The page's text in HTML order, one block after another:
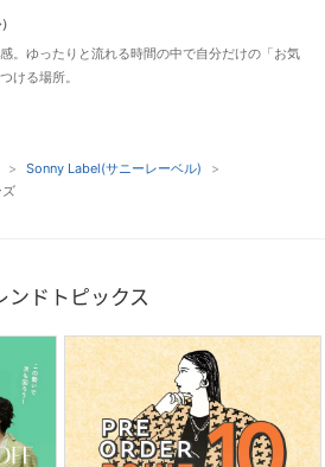
。ゆったりと流れる時間の中で自分だけの「お気
ける場所。
Sonny Label(サニーレーベル)
ズ
ンドトピックス